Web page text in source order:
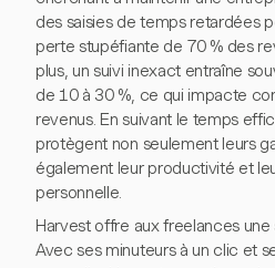
des saisies de temps retardées
perte stupéfiante de 70 % des
plus, un suivi inexact entraîne
de 10 à 30 %, ce qui impacte
revenus. En suivant le temps
protègent non seulement leurs
également leur productivité et
personnelle.
Harvest offre aux freelances
Avec ses minuteurs à un clic et